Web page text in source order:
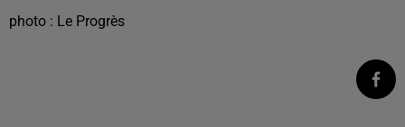
photo : Le Progrès